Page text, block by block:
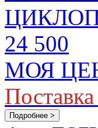
24 500
МОЯ
Поставка
Подробнее >